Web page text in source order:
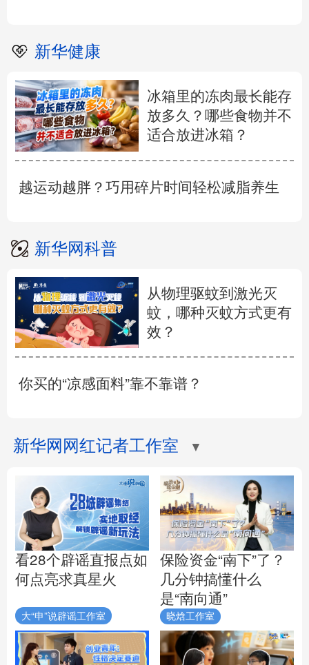
新华健康
冰箱里的冻肉最长能存
放多久？哪些食物并不
适合放进冰箱？
越运动越胖？巧用碎片时间轻松减脂养生
新华网科普
从物理驱蚊到激光灭
蚊，哪种灭蚊方式更有
效？
你买的“凉感面料”靠不靠谱？
新华网网红记者工作室 ▼
看28个辟谣直报点如
何点亮求真星火
大“申”说辟谣工作室
保险资金“南下”了？
几分钟搞懂什么
是“南向通”
晓焓工作室